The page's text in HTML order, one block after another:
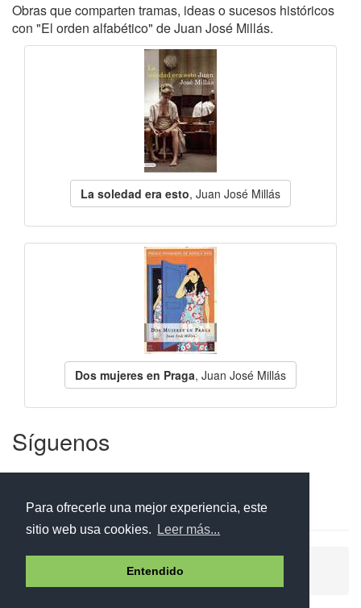
Para ofrecerle una mejor experiencia, este
sitio web usa cookies.
Leer más...
Entendido
Obras que comparten tramas, ideas o sucesos históricos
con "El orden alfabético" de Juan José Millás.
La soledad era esto, Juan José Millás
Dos mujeres en Praga, Juan José Millás
Síguenos
Ayuda Aviso legal
Política de cookies
Política de privacidad